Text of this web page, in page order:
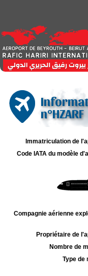
n°HZARF
Immatriculation de
Code IATA du modèle
Compagnie aérienne
Propriétaire de
Nombre de
Type de